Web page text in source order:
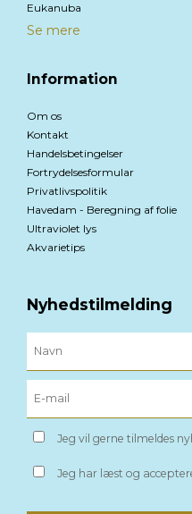
Eukanuba
Se mere
Information
Om os
Kontakt
Handelsbetingelser
Fortrydelsesformular
Privatlivspolitik
Havedam - Beregning af folie
Ultraviolet lys
Akvarietips
Nyhedstilmelding
Jeg vil gerne tilmeldes
Jeg har læst og